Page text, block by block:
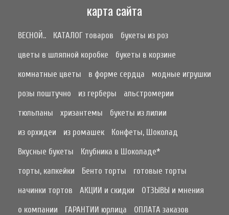
карта сайта
ВЕСНОЙ.. КАТАЛОГ товаров
букеты из роз
цветы в шляпной коробке
букеты в корзине
комнатные цветы
в форме сердца
модные игрушки
розы поштучно
из герберы
альстромерии
тюльпаны
хризантемы
букеты из лилии
из орхидеи
из ромашек
Конфеты, Шоколад
Вкусные букеты
Клубника в Шоколаде*
торты, капкейки
Бенто торты
готовые торты
начинки тортов
АКЦИИ и скидки
ОТЗЫВЫ и мнения
о компании
ГАРАНТИИ юрлица
ОПЛАТА заказов